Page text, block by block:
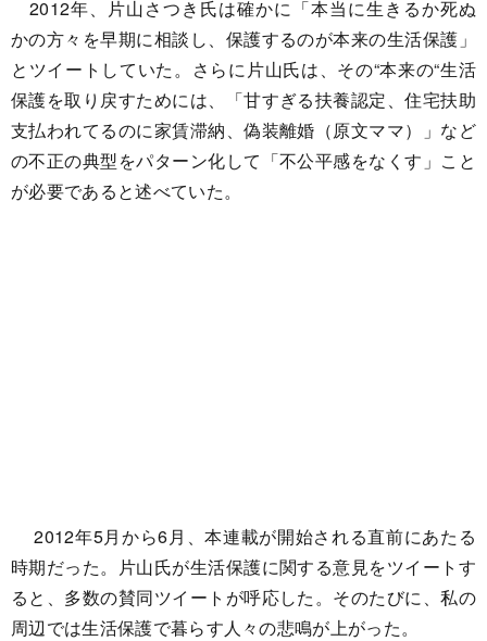
2012年、片山さつき氏は確かに「本当に生きるか死ぬ
かの方々を早期に相談し、保護するのが本来の生活保護」
とツイートしていた。さらに片山氏は、その“本来の“生活
保護を取り戻すためには、「甘すぎる扶養認定、住宅扶助
支払われてるのに家賃滞納、偽装離婚（原文ママ）」など
の不正の典型をパターン化して「不公平感をなくす」こと
が必要であると述べていた。
2012年5月から6月、本連載が開始される直前にあたる
時期だった。片山氏が生活保護に関する意見をツイートす
ると、多数の賛同ツイートが呼応した。そのたびに、私の
周辺では生活保護で暮らす人々の悲鳴が上がった。